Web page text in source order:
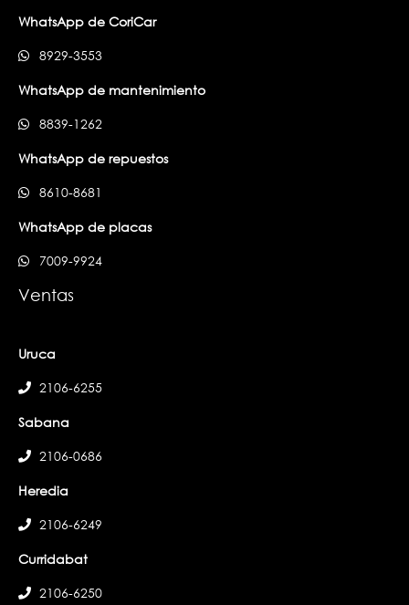
WhatsApp de CoriCar
8929-3553
WhatsApp de mantenimiento
8839-1262
WhatsApp de repuestos
8610-8681
WhatsApp de placas
7009-9924
Ventas
Uruca
2106-6255
Sabana
2106-0686
Heredia
2106-6249
Curridabat
2106-6250